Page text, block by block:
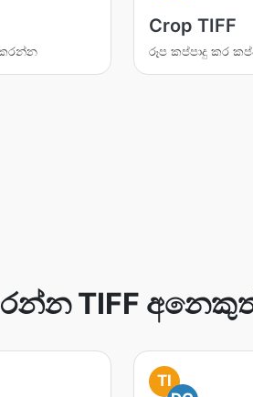
Crop TIFF
රූප කප්පාදු කර
TIFF
TI